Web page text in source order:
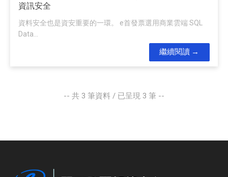
資訊安全
資料安全也是資安重要的一環。 e首發票選用商業雲端 SQL
Data...
繼續閱讀
-- 共 3 筆資料 / 已呈現 3 筆 --